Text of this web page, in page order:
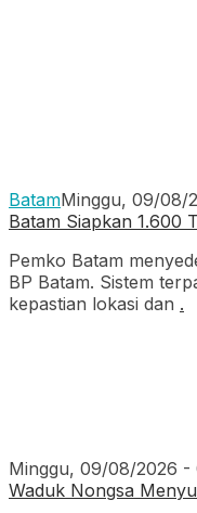
BatamMinggu, 09/08/
Batam Siapkan 1.600
Pemko Batam
BP Batam. Sistem
kepastian lokasi dan .
Minggu, 09/08/2026 -
Waduk Nongsa